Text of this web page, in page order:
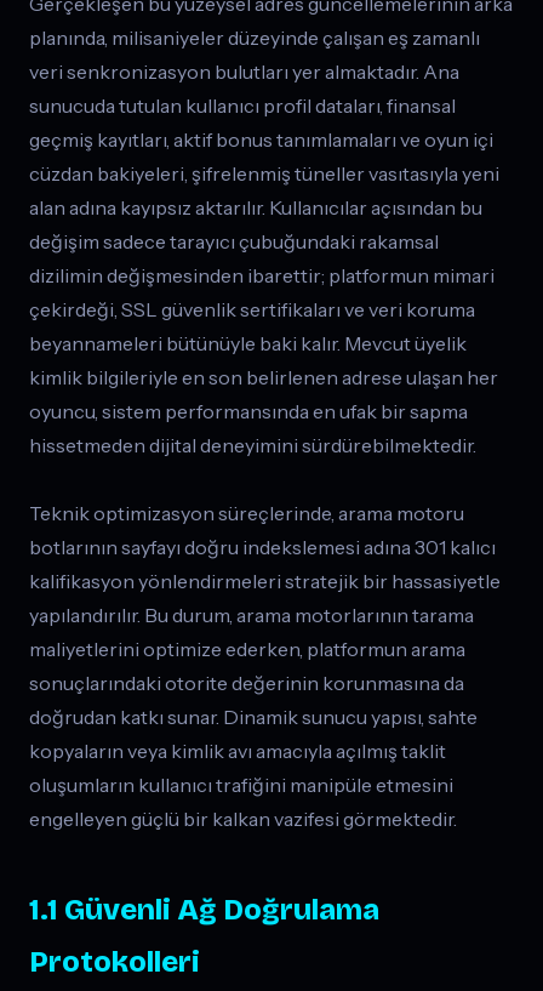
planında, milisaniyeler düzeyinde çalışan eş zamanlı
veri senkronizasyon bulutları yer almaktadır. Ana
sunucuda tutulan kullanıcı profil dataları, finansal
geçmiş kayıtları, aktif bonus tanımlamaları ve oyun içi
cüzdan bakiyeleri, şifrelenmiş tüneller vasıtasıyla yeni
alan adına kayıpsız aktarılır. Kullanıcılar açısından bu
değişim sadece tarayıcı çubuğundaki rakamsal
dizilimin değişmesinden ibarettir; platformun mimari
çekirdeği, SSL güvenlik sertifikaları ve veri koruma
beyannameleri bütünüyle baki kalır. Mevcut üyelik
kimlik bilgileriyle en son belirlenen adrese ulaşan her
oyuncu, sistem performansında en ufak bir sapma
hissetmeden dijital deneyimini sürdürebilmektedir.
Teknik optimizasyon süreçlerinde, arama motoru
botlarının sayfayı doğru indekslemesi adına 301 kalıcı
kalifikasyon yönlendirmeleri stratejik bir hassasiyetle
yapılandırılır. Bu durum, arama motorlarının tarama
maliyetlerini optimize ederken, platformun arama
sonuçlarındaki otorite değerinin korunmasına da
doğrudan katkı sunar. Dinamik sunucu yapısı, sahte
kopyaların veya kimlik avı amacıyla açılmış taklit
oluşumların kullanıcı trafiğini manipüle etmesini
engelleyen güçlü bir kalkan vazifesi görmektedir.
1.1 Güvenli Ağ Doğrulama
Protokolleri